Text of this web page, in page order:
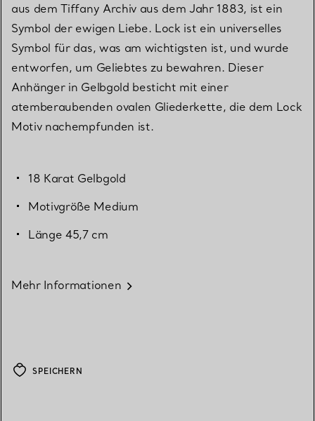
aus dem Tiffany Archiv aus dem Jahr 1883, ist ein
Symbol der ewigen Liebe. Lock ist ein universelles
Symbol für das, was am wichtigsten ist, und wurde
entworfen, um Geliebtes zu bewahren. Dieser
Anhänger in Gelbgold besticht mit einer
atemberaubenden ovalen Gliederkette, die dem Lock
Motiv nachempfunden ist.
18 Karat Gelbgold
Motivgröße Medium
Länge 45,7 cm
Mehr Informationen
SPEICHERN